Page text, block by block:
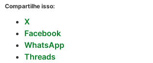
Compartilhe isso:
X
Facebook
WhatsApp
Threads